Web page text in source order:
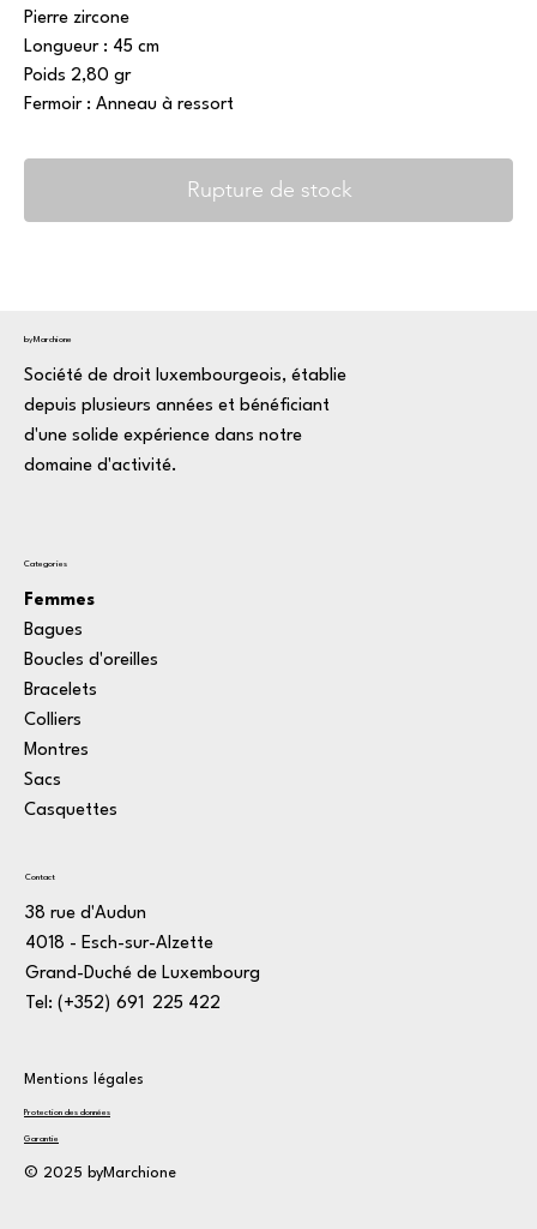
Pierre zircone
Longueur : 45 cm
Poids 2,80 gr
Fermoir : Anneau à ressort
Rupture de stock
byMarchione
Société de droit luxembourgeois, établie
depuis plusieurs années et bénéficiant
d'une solide expérience dans notre
domaine d'activité.
Categories
Femmes
Bagues
Boucles d'oreilles
Bracelets
Colliers
Montres
Sacs
Casquettes
Contact
38 rue d'Audun
4018 - Esch-sur-Alzette
Grand-Duché de Luxembourg
Tel: (+352) 691 225 422
Mentions légales
Garantie
Protection des données
© 2025 byMarchione